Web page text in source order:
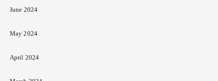
June 2024
May 2024
April 2024